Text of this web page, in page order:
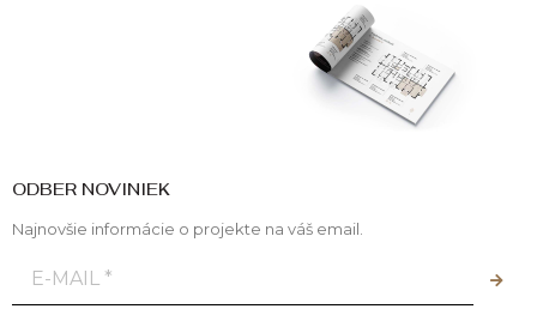
ODBER NOVINIEK
Najnovšie informácie o projekte na váš email.